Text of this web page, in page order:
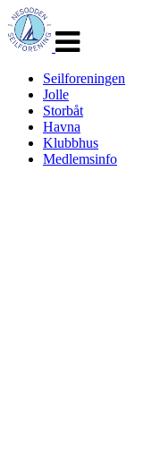
navigasjon
Seilforeningen
Jolle
Storbåt
Havna
Klubbhus
Medlemsinfo